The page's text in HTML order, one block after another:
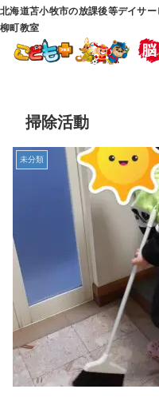
北海道苫小牧市の放課後等デイサ
柳町教室
掃除活動
未分類